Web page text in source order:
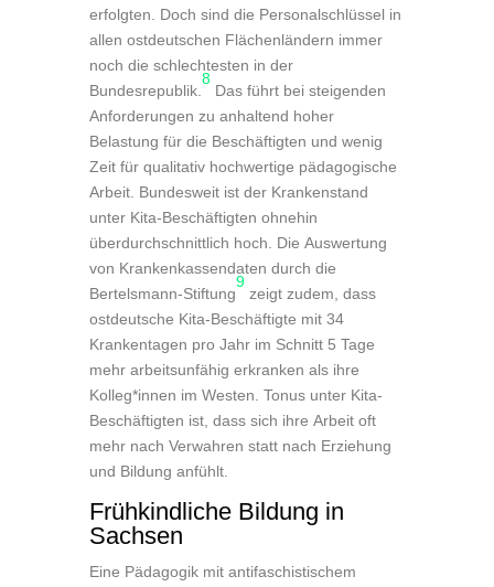
erfolgten. Doch sind die Personalschlüssel in
allen ostdeutschen Flächenländern immer
noch die schlechtesten in der
Bundesrepublik.
8
Das führt bei steigenden
Anforderungen zu anhaltend hoher
Belastung für die Beschäftigten und wenig
Zeit für qualitativ hochwertige pädagogische
Arbeit. Bundesweit ist der Krankenstand
unter Kita-Beschäftigten ohnehin
überdurchschnittlich hoch. Die Auswertung
von Krankenkassendaten durch die
Bertelsmann-Stiftung
9
zeigt zudem, dass
ostdeutsche Kita-Beschäftigte mit 34
Krankentagen pro Jahr im Schnitt 5 Tage
mehr arbeitsunfähig erkranken als ihre
Kolleg*innen im Westen. Tonus unter Kita-
Beschäftigten ist, dass sich ihre Arbeit oft
mehr nach Verwahren statt nach Erziehung
und Bildung anfühlt.
Frühkindliche Bildung in
Sachsen
Eine Pädagogik mit antifaschistischem